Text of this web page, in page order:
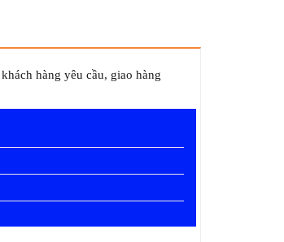
hàng yêu cầu, giao hàng